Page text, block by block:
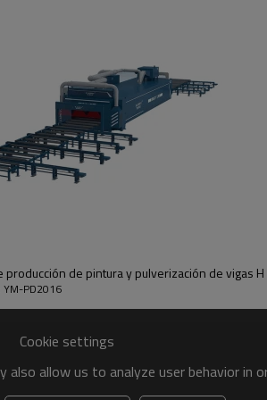
5. La pieza de trabajo se sujeta
se puede sujetar en las cuatro
y mejora la eficiencia de la
6. Servomotor Panasonic +
producción de pintura y pulverización de vigas H
PD2016
Cookie settings
also allow us to analyze user behavior